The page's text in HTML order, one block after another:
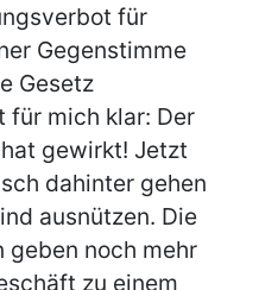
für
Gegenstimme
Gesetz
für mich klar: Der
gewirkt! Jetzt
dahinter gehen
ausnützen. Die
geben noch mehr
zu einem